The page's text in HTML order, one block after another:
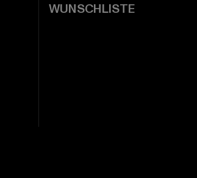
WUNSCHLISTE